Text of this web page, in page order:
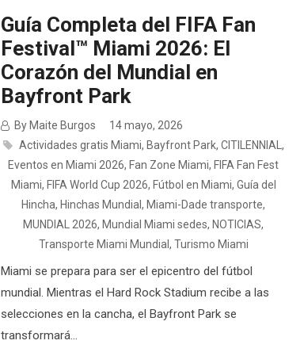
Guía Completa del FIFA Fan
Festival™ Miami 2026: El
Corazón del Mundial en
Bayfront Park
By Maite Burgos
14 mayo, 2026
Actividades gratis Miami, Bayfront Park, CITILENNIAL ,
Eventos en Miami 2026, Fan Zone Miami, FIFA Fan Fest
Miami, FIFA World Cup 2026, Fútbol en Miami, Guía del
Hincha, Hinchas Mundial, Miami-Dade transporte,
MUNDIAL 2026, Mundial Miami sedes, NOTICIAS,
Transporte Miami Mundial , Turismo Miami
Miami se prepara para ser el epicentro del fútbol
mundial. Mientras el Hard Rock Stadium recibe a las
selecciones en la cancha, el Bayfront Park se
transformará...